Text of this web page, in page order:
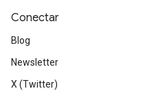
Conectar
Blog
Newsletter
X (Twitter)